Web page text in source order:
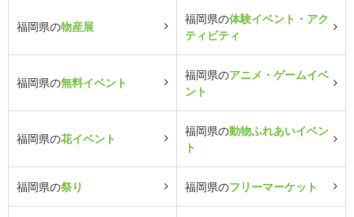
福岡県の物産展
福岡県の体験イベント・アク
ティビティ
福岡県の無料イベント
福岡県のアニメ・ゲームイベ
ント
福岡県の花イベント
福岡県の動物ふれあいイベン
ト
福岡県の祭り 福岡県のフリーマーケット